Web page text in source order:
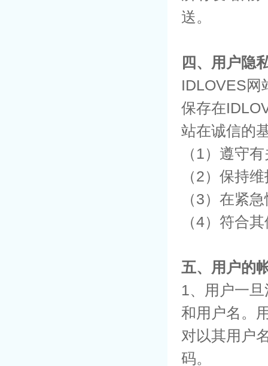
送。
四、用户隐
IDLOVES网
保存在
站在诚信的
（1）遵守
（2）保持
（3）在紧
（4）符合
五、用户的
1、用户一
和用户名。
对以其用户
码。